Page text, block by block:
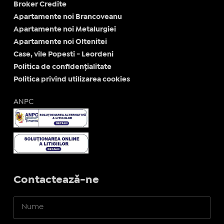
Broker Credite
Apartamente noi Brancoveanu
Apartamente noi Metalurgiei
Apartamente noi Oltenitei
Case, vile Popesti - Leordeni
Politica de confidențialitate
Politica privind utilizarea cookies
ANPC
Contactează-ne